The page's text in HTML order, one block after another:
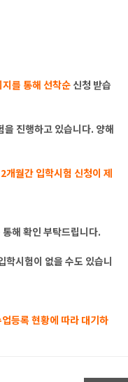
를 통해 선착순신청 받습
진행하고 있습니다. 양해
개월간 입학시험 신청이 제
해 확인 부탁드립니다.
시험이 없을 수도 있습니
등록 현황에 따라 대기하